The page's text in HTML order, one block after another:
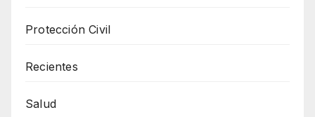
Protección Civil
Recientes
Salud